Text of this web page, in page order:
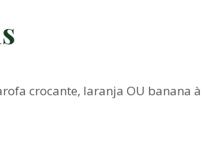
crocante, laranja OU banana à